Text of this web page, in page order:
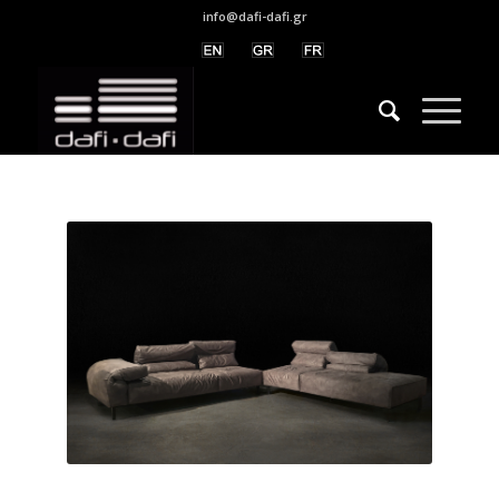
info@dafi-dafi.gr